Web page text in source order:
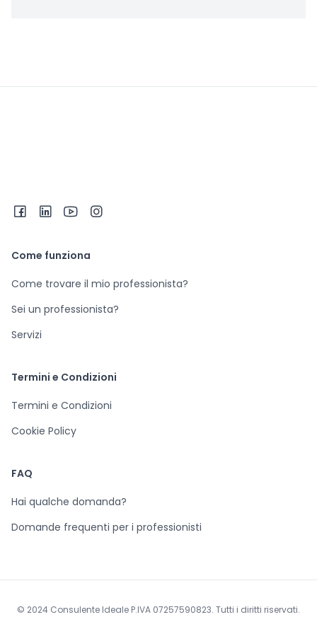
Come funziona
Come trovare il mio professionista?
Sei un professionista?
Servizi
Termini e Condizioni
Termini e Condizioni
Cookie Policy
FAQ
Hai qualche domanda?
Domande frequenti per i professionisti
© 2024 Consulente Ideale P.IVA 07257590823. Tutti i diritti riservati.